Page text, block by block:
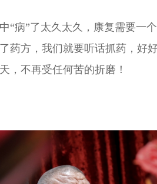
“病”了太久太久，康复需要一
药方，我们就要听话抓药，好
，不再受任何苦的折磨！